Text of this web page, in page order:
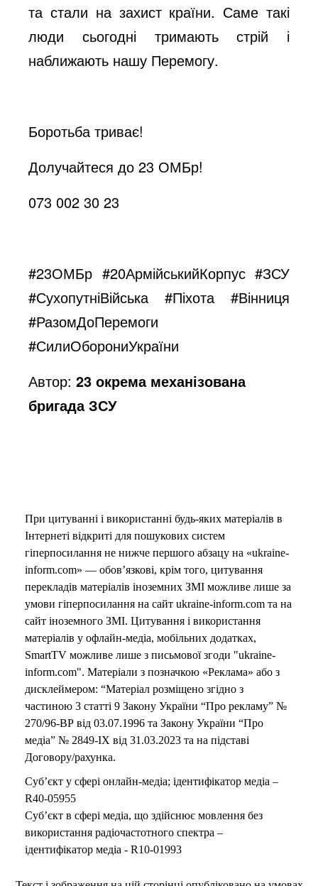
та стали на захист країни. Саме такі
люди сьогодні тримають стрій і
наближають нашу Перемогу.
Боротьба триває!
Долучайтеся до 23 ОМБр!
073 002 30 23
#23ОМБр #20АрмійськийКорпус #ЗСУ
#СухопутніВійська
#Піхота
#Вінниця
#РазомДоПеремоги
#СилиОборониУкраїни
Автор:23 окрема механізована
бригада ЗСУ
При цитуванні і використанні будь-яких матеріалів в
Інтернеті відкриті для пошукових систем
гіперпосилання не нижче першого абзацу на «ukraine-
inform.com» — обов’язкові, крім того, цитування
перекладів матеріалів іноземних ЗМІ можливе лише за
умови гіперпосилання на сайт ukraine-inform.com та на
сайт іноземного ЗМІ. Цитування і використання
матеріалів у офлайн-медіа, мобільних додатках,
SmartTV можливе лише з письмової згоди "ukraine-
inform.com". Матеріали з позначкою «Реклама» або з
дисклеймером: “Матеріал розміщено згідно з
частиною 3 статті 9 Закону України “Про рекламу” №
270/96-ВР від 03.07.1996 та Закону України “Про
медіа” № 2849-IX від 31.03.2023 та на підставі
Договору/рахунка.
Суб’єкт у сфері онлайн-медіа; ідентифікатор медіа –
R40-05955
Суб’єкт в сфері медіа, що здійснює мовлення без
використання радіочастотного спектра –
ідентифікатор медіа - R10-01993